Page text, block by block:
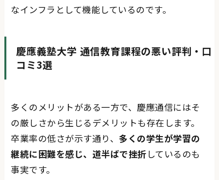
なインフラとして機能しているのです。
慶應義塾大学 通信教育課程の悪い評判・口
コミ3選
多くのメリットがある一方で、慶應通信にはそ
の厳しさから生じるデメリットも存在します。
卒業率の低さが示す通り、 多くの学生が学習の
継続に困難を感じ、道半ばで挫折しているのも
事実です。